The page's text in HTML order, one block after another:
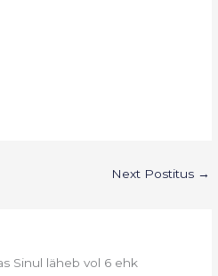
Next Postitus →
Sinul läheb vol 6 ehk